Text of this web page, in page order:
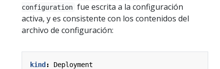
configuration fue escrita a la configuración
activa, y es consistente con los contenidos del
archivo de configuración:
kind :
Deployment